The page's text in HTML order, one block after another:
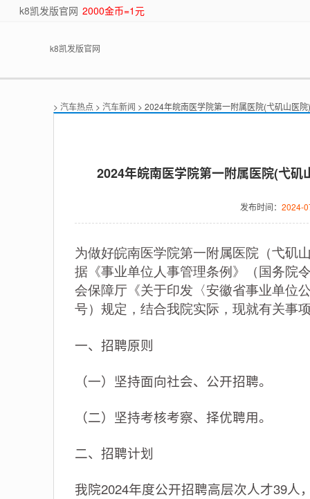
k8凯发版官网 2000金币=1元
k8凯发版官网
> 汽车热点 > 汽车新闻 > 2024年皖南医学院第一附属医院(弋矶山医
2024年皖南医学院第一附属医院(弋
发布时间： 2024-
为做好皖南医学院第一附属医院（弋矶
据《事业单位人事管理条例》（国务院
会保障厅《关于印发〈安徽省事业单位
号）规定，结合我院实际，现就有关事
一、招聘原则
（一）坚持面向社会、公开招聘。
（二）坚持考核考察、择优聘用。
二、招聘计划
我院2024年度公开招聘高层次人才39人